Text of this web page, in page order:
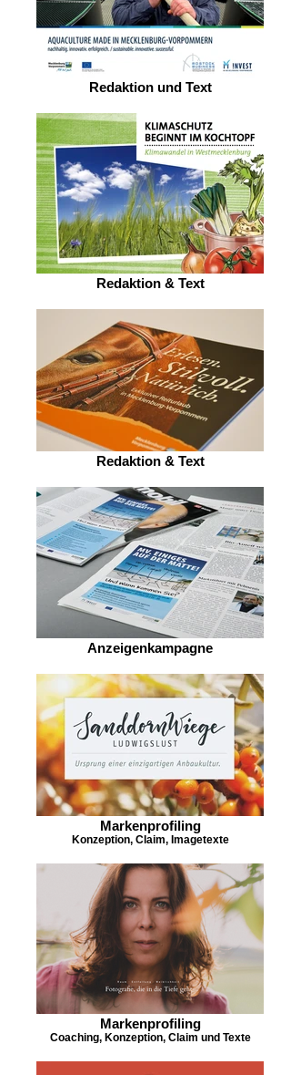
Redaktion und Text
Redaktion & Text
Redaktion & Text
Anzeigenkampagne
Markenprofiling
Konzeption, Claim, Imagetexte
Markenprofiling
Coaching, Konzeption, Claim und Texte